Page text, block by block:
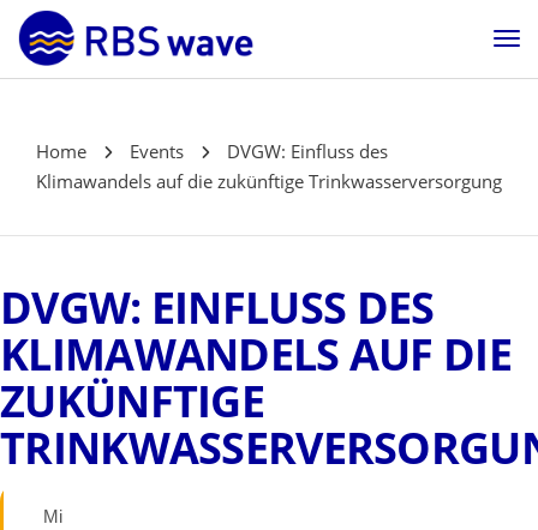
Home Events
DVGW: Einfluss des
Klimawandels auf die zukünftige Trinkwasserversorgung
DVGW: EINFLUSS DES
KLIMAWANDELS AUF DIE
ZUKÜNFTIGE
Mi